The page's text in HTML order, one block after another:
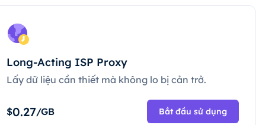
Long-Acting ISP Proxy
Lấy dữ liệu cần thiết mà không lo bị cản trở.
$0.27/GB Bắt đầu sử dụng